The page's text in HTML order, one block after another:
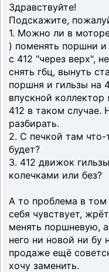
Здравствуйте!
Подскажите,
1. Можно ли в
) поменять поршни
с 412 "через верх",
снять гбц, вынуть
поршня и гильзы на
впускной
412 в таком случае.
разбирать.
2. С печкой там
будет?
3. 412 движок
колечками или без?
А то проблема в том
себя чувствует,
менять поршневую,
него ни новой ни бу
продаже ещё
хочу заменить.